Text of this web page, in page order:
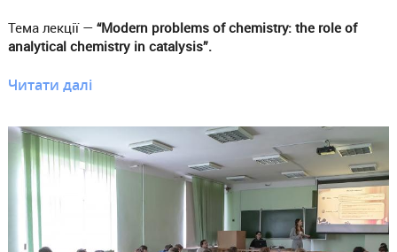
Тема лекції — “Modern problems of chemistry: the role of
analytical chemistry in catalysis”.
Читати далі